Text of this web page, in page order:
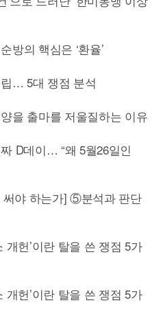
방의 핵심은 ‘환율’
… 5대 쟁점 분석
을 출마를 저울질하는 이유
D데이… “왜 5월26일인
써야 하는가] ⑤분석과 판단
개헌’이란 탈을 쓴 쟁점 5가
개헌’이란 탈을 쓴 쟁점 5가